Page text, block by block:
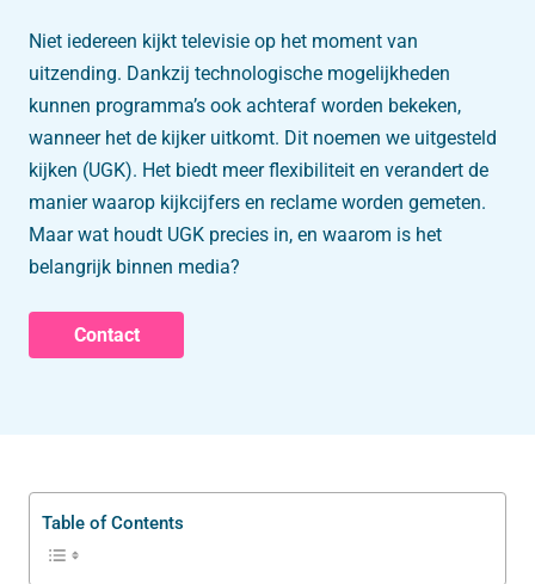
Niet iedereen kijkt televisie op het moment van
uitzending. Dankzij technologische mogelijkheden
kunnen programma’s ook achteraf worden bekeken,
wanneer het de kijker uitkomt. Dit noemen we uitgesteld
kijken (UGK). Het biedt meer flexibiliteit en verandert de
manier waarop kijkcijfers en reclame worden gemeten.
Maar wat houdt UGK precies in, en waarom is het
belangrijk binnen media?
Contact
Table of Contents